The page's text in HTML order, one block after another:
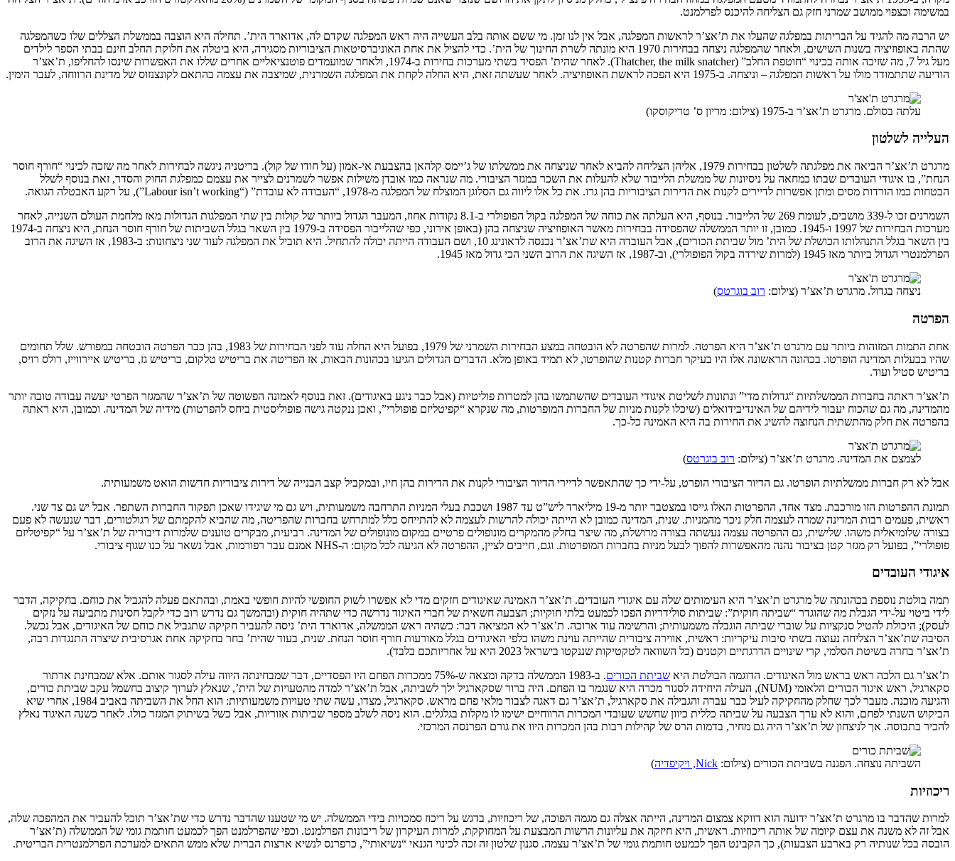
במשימה וכצפוי ממושב שמרני חזק גם הצליחה להיכנס לפרלמנט.
יש הרבה מה להגיד על הבריתות במפלגה שהעלו את ת’אצ’ר לראשות המפלגה, אבל אין לנו זמן. מי ששם אותה בלב העשייה היה ראש המפלגה שקדם לה, אדוארד הית’. תחילה היא הוצבה בממשלת הצללים שלו כשהמפלגה
שהתה באופוזיציה בשנות השישים, ולאחר שהמפלגה ניצחה בבחירות 1970 היא מונתה לשרת החינוך של הית’. כדי להציל את אחת האוניברסיטאות הציבוריות מסגירה, היא ביטלה את חלוקת החלב חינם בבתי הספר לילדים
מעל גיל 7, מה שזיכה אותה בכינוי “חוטפת החלב” (Thatcher, the milk snatcher). לאחר שהית’ הפסיד בשתי מערכות בחירות ב-1974, ולאחר שמועמדים פוטנציאליים אחרים שללו את האפשרות שינסו להחליפו, ת’אצ’ר
הודיעה שתתמודד מולו על ראשות המפלגה – וניצחה. ב-1975 היא הפכה לראשת האופוזיציה. לאחר שעשתה זאת, היא החלה לקחת את המפלגה השמרנית, שמיצבה את עצמה בהתאם לקונצנזוס של מדינת הרווחה, לעבר הימין.
עלתה בסולם. מרגרט ת’אצ’ר ב-1975 (צילום: מריון ס’ טריקוסקו)
העלייה לשלטון
מרגרט ת’אצ’ר הביאה את מפלגתה לשלטון בבחירות 1979, אליהן הצליחה להביא לאחר שניצחה את ממשלתו של ג’יימס קלהאן בהצבעת אי-אמון (על חודו של קול). בריטניה ניגשה לבחירות לאחר מה שזכה לכינוי “חורף חוסר
הנחת”, בו איגודי העובדים שבתו כמחאה על ניסיונות של ממשלת הלייבור שלא להעלות את השכר במגזר הציבורי. מה שנראה כמו אובדן משילות אפשר לשמרנים לצייר את עצמם כמפלגת החוק והסדר, זאת בנוסף לשלל
הבטחות כמו הורדות מסים ומתן אפשרות לדיירים לקנות את הדירות הציבוריות בהן גרו. את כל אלו ליווה גם הסלוגן המוצלח של המפלגה מ-1978, “העבודה לא עובדת” (“Labour isn’t working”), על רקע האבטלה הגואה.
השמרנים זכו ל-339 מושבים, לעומת 269 של הלייבור. בנוסף, היא העלתה את כוחה של המפלגה בקול הפופולרי ב-8.1 נקודות אחוז, המעבר הגדול ביותר של קולות בין שתי המפלגות הגדולות מאז מלחמת העולם השנייה, לאחר
מערכות הבחירות של 1997 ו-1945. כמובן, זו יותר הממשלה שהפסידה בבחירות מאשר האופוזיציה שניצחה בהן (באופן אירוני, כפי שהלייבור הפסידה ב-1979 בין השאר בגלל השביתות של חורף חוסר הנחת, היא ניצחה ב-1974
בין השאר בגלל התנהלותו הכושלת של הית’ מול שביתת הכורים), אבל העובדה היא שת’אצ’ר נכנסה לדאונינג 10, ושם העבודה הייתה יכולה להתחיל. היא תוביל את המפלגה לעוד שני ניצחונות: ב-1983, אז השיגה את הרוב
הפרלמנטרי הגדול ביותר מאז 1945 (למרות שירדה בקול הפופולרי), וב-1987, אז השיגה את הרוב השני הכי גדול מאז 1945.
ניצחה בגדול. מרגרט ת’אצ’ר (צילום: רוב בוגרטס)
הפרטה
אחת התמות המזוהות ביותר עם מרגרט ת’אצ’ר היא הפרטה. למרות שהפרטה לא הובטחה במצע הבחירות השמרני של 1979, בפועל היא החלה עוד לפני הבחירות של 1983, בהן כבר הפרטה הובטחה במפורש. שלל תחומים
שהיו בבעלות המדינה הופרטו. בכהונה הראשונה אלו היו בעיקר חברות קטנות שהופרטו, לא תמיד באופן מלא. הדברים הגדולים הגיעו בכהונות הבאות, אז הפריטה את בריטיש טלקום, בריטיש גז, בריטיש איירווייז, רולס רויס,
בריטיש סטיל ועוד.
ת’אצ’ר ראתה בחברות הממשלתיות “גדולות מדי” ונתונות לשליטת איגודי העובדים שהשתמשו בהן למטרות פוליטיות (אבל כבר ניגע באיגודים). זאת בנוסף לאמונה הפשוטה של ת’אצ’ר שהמגזר הפרטי יעשה עבודה טובה יותר
מהמדינה, מה גם שהכוח יעבור לידיהם של האינדיבידואלים (שיכלו לקנות מניות של החברות המופרטות, מה שנקרא “קפיטליזם פופולרי”, ואכן ננקטה גישה פופוליסטית ביחס להפרטות) מידיה של המדינה. וכמובן, היא ראתה
בהפרטה את חלק מהתשתית הנחוצה להשיג את החירות בה היא האמינה כל-כך.
לצמצם את המדינה. מרגרט ת’אצ’ר (צילום: רוב בוגרטס)
אבל לא רק חברות ממשלתיות הופרטו. גם הדיור הציבורי הופרט, על-ידי כך שהתאפשר לדיירי הדיור הציבורי לקנות את הדירות בהן חיו, ובמקביל קצב הבנייה של דירות ציבוריות חדשות הואט משמעותית.
תמונת ההפרטות הזו מורכבת. מצד אחד, ההפרטות האלו גייסו במצטבר יותר מ-19 מיליארד ליש”ט עד 1987 ושכבת בעלי המניות התרחבה משמעותית, ויש גם מי שיגידו שאכן תפקוד החברות השתפר. אבל יש גם צד שני.
ראשית, פעמים רבות המדינה שמרה לעצמה חלק ניכר מהמניות. שנית, המדינה כמובן לא הייתה יכולה להרשות לעצמה לא להתייחס כלל למתרחש בחברות שהפריטה, מה שהביא להקמתם של רגולטורים, דבר שנעשה לא פעם
בצורה שלומיאלית משהו. שלישית, גם ההפרטה עצמה נעשתה בצורה מרושלת, מה שיצר בחלק מהמקרים מונופולים פרטיים במקום מונופולים של המדינה. רביעית, מבקרים טוענים שלמרות דיבוריה של ת’אצ’ר על “קפיטליזם
פופולרי”, בפועל רק מגזר קטן בציבור נהנה מהאפשרות להפוך לבעל מניות בחברות המופרטות. וגם, חייבים לציין, ההפרטה לא הגיעה לכל מקום: ה-NHS אמנם עבר רפורמות, אבל נשאר על כנו שגוף ציבורי.
איגודי העובדים
תמה בולטת נוספת בכהונתה של מרגרט ת’אצ’ר היא העימותים שלה עם איגודי העובדים. ת’אצ’ר האמינה שאיגודים חזקים מדי לא אפשרו לשוק החופשי להיות חופשי באמת, ובהתאם פעלה להגביל את כוחם. בחקיקה, הדבר
לידי ביטוי על-ידי הגבלת מה שהוגדר “שביתה חוקית”: שביתות סולידריות הפכו לכמעט בלתי חוקיות; הצבעה חשאית של חברי האיגוד נדרשה כדי שתהיה חוקית (ובהמשך גם נדרש רוב כדי לקבל חסינות מתביעה על נזקים
לעסק); היכולת להטיל סנקציות על שוברי שביתה הוגבלה משמעותית; והרשימה עוד ארוכה. ת’אצ’ר לא המציאה דבר: כשהיה ראש הממשלה, אדוארד הית’ ניסה להעביר חקיקה שתגביל את כוחם של האיגודים, אבל נכשל.
הסיבה שת’אצ’ר הצליחה נעוצה בשתי סיבות עיקריות: ראשית, אווירה ציבורית שהייתה עוינת משהו כלפי האיגודים בגלל מאורעות חורף חוסר הנחת. שנית, בעוד שהית’ בחר בחקיקה אחת אגרסיבית שיצרה התנגדות רבה,
ת’אצ’ר בחרה בשיטת הסלמי, קרי שינויים הדרגתיים וקטנים (כל השוואה לטקטיקות שננקטו בישראל 2023 היא על אחריותכם בלבד).
ת’אצ’ר גם הלכה ראש בראש מול האיגודים. הדוגמה הבולטת היא שביתת הכורים
. ב-1983 הממשלה בדקה ומצאה ש-75% ממכרות הפחם היו הפסדיים, דבר שמבחינתה היווה עילה לסגור אותם. אלא שמבחינת ארתור
סקארגיל, ראש איגוד הכורים הלאומי (NUM), העילה היחידה לסגור מכרה היא שנגמר בו הפחם. היה ברור שסקארגיל ילך לשביתה, אבל ת’אצ’ר למדה מהטעויות של הית’, שנאלץ לערוך קיצוב בחשמל עקב שביתת כורים,
והגיעה מוכנה. מעבר לכך שחלק מהחקיקה לעיל כבר עברה והגבילה את סקארגיל, ת’אצ’ר גם דאגה לצבור מלאי פחם מראש. סקארגיל, מצדו, עשה שתי טעויות משמעותיות: הוא החל את השביתה באביב 1984, אחרי שיא
הביקוש השנתי לפחם, והוא לא ערך הצבעה על שביתה כללית כיוון שחשש שעובדי המכרות הרווחיים ישימו לו מקלות בגלגלים. הוא ניסה לשלב מספר שביתות אזוריות, אבל כשל בשיתוק המגזר כולו. לאחר כשנה האיגוד נאלץ
להכיר בתבוסה. אך לניצחון של ת’אצ’ר היה גם מחיר, בדמות הרס של קהילות רבות בהן המכרות היוו את גורם הפרנסה המרכזי.
השביתה נוצחה. הפגנה בשביתת הכורים (צילום: Nick, ויקיפדיה )
ריכוזיות
למרות שהדבר בו מרגרט ת’אצ’ר ידועה הוא דווקא צמצום המדינה, הייתה אצלה גם מגמה הפוכה, של ריכוזיות, בדגש על ריכוז סמכויות בידי הממשלה. יש מי שטענו שהדבר נדרש כדי שת’אצ’ר תוכל להעביר את המהפכה שלה,
אבל זה לא משנה את עצם קיומה של אותה ריכוזיות. ראשית, היא חיזקה את עליונות הרשות המבצעת על המחוקקת, למרות העיקרון של ריבונות הפרלמנט. וכפי שהפרלמנט הפך לכמעט חותמת גומי של הממשלה (ת’אצ’ר
הובסה בכל שנותיה רק בארבע הצבעות), כך הקבינט הפך לכמעט חותמת גומי של ת’אצ’ר עצמה. סגנון שלטון זה זכה לכינוי הגנאי “נשיאותי”, כרפרנס לנשיא ארצות הברית שלא ממש התאים למערכת הפרלמנטרית הבריטית.